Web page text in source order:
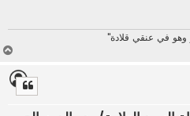
في عنقي قلادة"